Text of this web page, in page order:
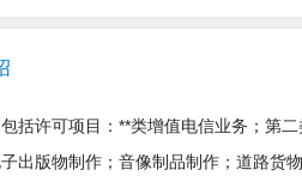
括许可项目：**类增值电信业务；第
出版物制作；音像制品制作；道路货